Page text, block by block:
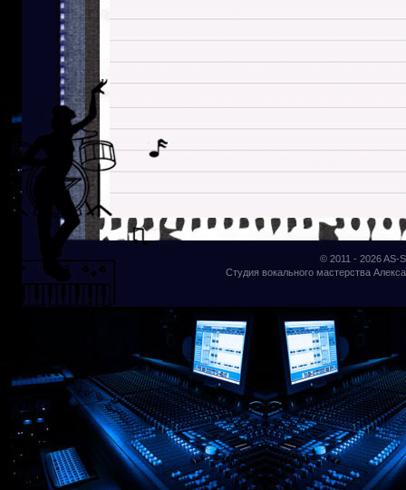
© 2011 - 2026AS-
Студия вокального мастерства